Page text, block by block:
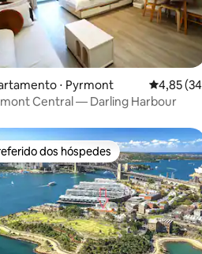
média de 5, 21 avaliações
⋅ Pyrmont 4,85 de
4,85
Central — Darling Harbour
dos hóspedes
dos hóspedes